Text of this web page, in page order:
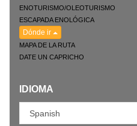
ENOTURISMO/OLEOTURISMO
ESCAPADA ENOLÓGICA
Dónde ir
MAPA DE LA RUTA
DATE UN CAPRICHO
IDIOMA